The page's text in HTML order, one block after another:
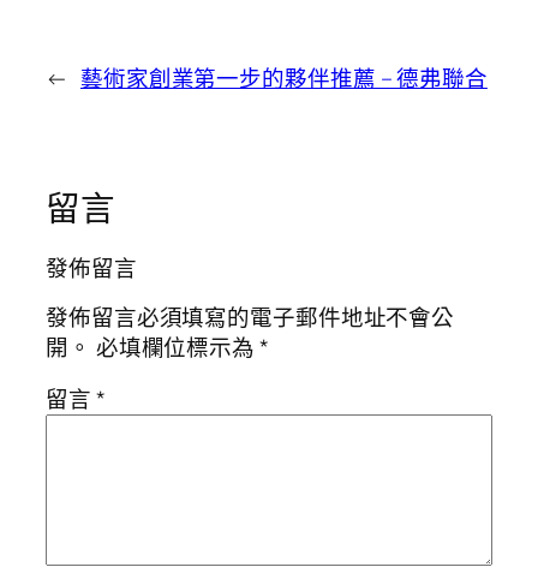
← 藝術家創業第一步的夥伴推薦 – 德弗聯合
留言
發佈留言
發佈留言必須填寫的電子郵件地址不會公
開。 必填欄位標示為*
留言*